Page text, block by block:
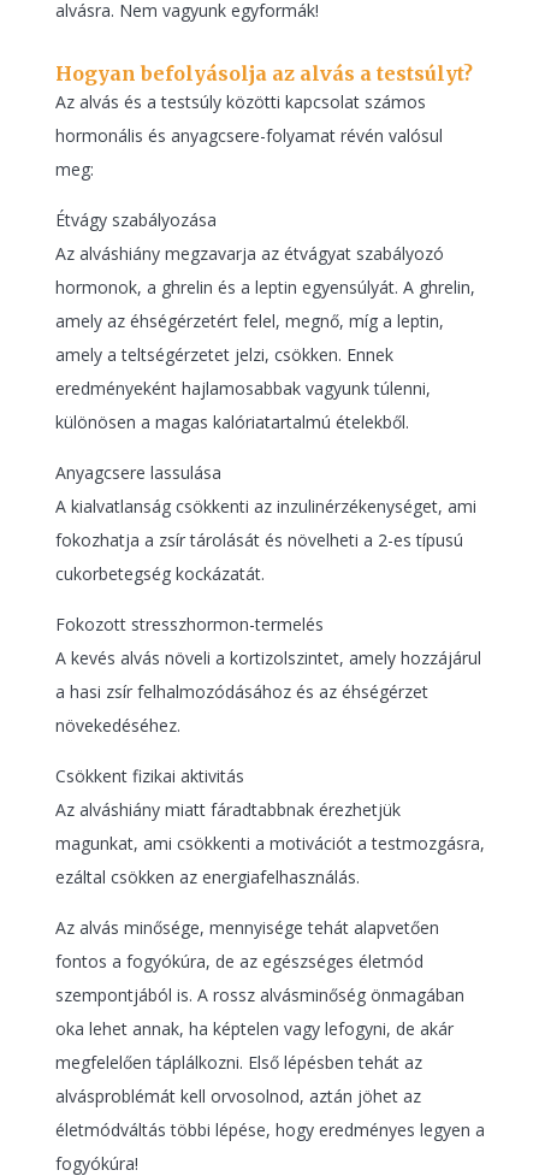
alvásra. Nem vagyunk egyformák!
Hogyan befolyásolja az alvás a testsúlyt?
Az alvás és a testsúly közötti kapcsolat számos
hormonális és anyagcsere-folyamat révén valósul
meg:
Étvágy szabályozása
Az alváshiány megzavarja az étvágyat szabályozó
hormonok, a ghrelin és a leptin egyensúlyát. A ghrelin,
amely az éhségérzetért felel, megnő, míg a leptin,
amely a teltségérzetet jelzi, csökken. Ennek
eredményeként hajlamosabbak vagyunk túlenni,
különösen a magas kalóriatartalmú ételekből.
Anyagcsere lassulása
A kialvatlanság csökkenti az inzulinérzékenységet, ami
fokozhatja a zsír tárolását és növelheti a 2-es típusú
cukorbetegség kockázatát.
Fokozott stresszhormon-termelés
A kevés alvás növeli a kortizolszintet, amely hozzájárul
a hasi zsír felhalmozódásához és az éhségérzet
növekedéséhez.
Csökkent fizikai aktivitás
Az alváshiány miatt fáradtabbnak érezhetjük
magunkat, ami csökkenti a motivációt a testmozgásra,
ezáltal csökken az energiafelhasználás.
Az alvás minősége, mennyisége tehát alapvetően
fontos a fogyókúra, de az egészséges életmód
szempontjából is. A rossz alvásminőség önmagában
oka lehet annak, ha képtelen vagy lefogyni, de akár
megfelelően táplálkozni. Első lépésben tehát az
alvásproblémát kell orvosolnod, aztán jöhet az
életmódváltás többi lépése, hogy eredményes legyen a
fogyókúra!